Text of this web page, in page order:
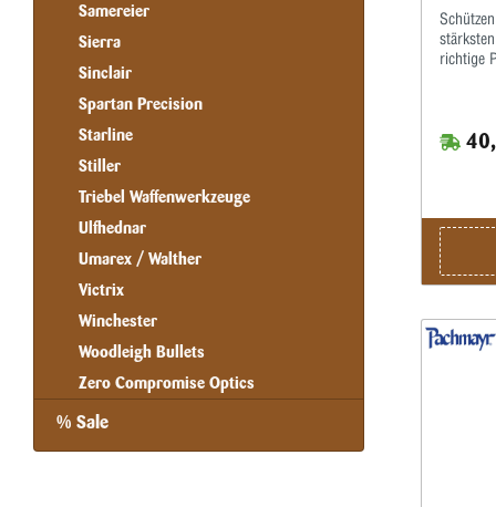
Samereier
Sierra
Sinclair
Spartan Precision
Starline
Stiller
Triebel Waffenwerkzeuge
Ulfhednar
Umarex / Walther
Victrix
Winchester
Woodleigh Bullets
Zero Compromise Optics
% Sale
richtige
zu
die je
stellen
Spitze
eine
leicht
von
1,68“